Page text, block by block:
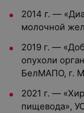
2014 г. —
молочной
2019 г. —
опухоли
БелМАПО, г.
2021 г. —
пищевода»,